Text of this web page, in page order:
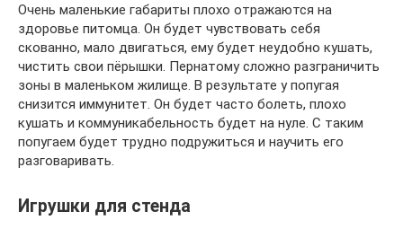
Очень маленькие габариты плохо отражаются на
здоровье питомца. Он будет чувствовать себя
скованно, мало двигаться, ему будет неудобно кушать,
чистить свои пёрышки. Пернатому сложно разграничить
зоны в маленьком жилище. В результате у попугая
снизится иммунитет. Он будет часто болеть, плохо
кушать и коммуникабельность будет на нуле. С таким
попугаем будет трудно подружиться и научить его
разговаривать.
Игрушки для стенда